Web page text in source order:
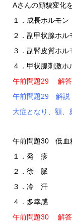
Aさんの顔貌変化
１．成長ホルモン
２．副甲状腺ホル
３．副腎皮質ホル
４．甲状腺刺激ホ
午前問題29 解
午前問題29 解説
大症となり、額、
午前問題30 低血
１．発 疹
２．徐 脈
３．冷 汗
４．多幸感
午前問題30 解